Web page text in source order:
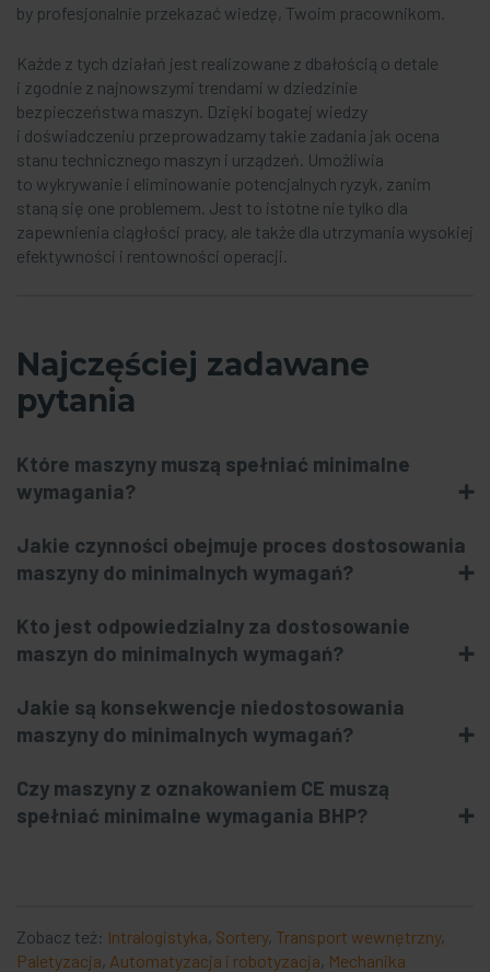
by profesjonalnie przekazać wiedzę, Twoim pracownikom.
Każde z tych działań jest realizowane z dbałością o detale
i zgodnie z najnowszymi trendami w dziedzinie
bezpieczeństwa maszyn. Dzięki bogatej wiedzy
i doświadczeniu przeprowadzamy takie zadania jak ocena
stanu technicznego maszyn i urządzeń. Umożliwia
to wykrywanie i eliminowanie potencjalnych ryzyk, zanim
staną się one problemem. Jest to istotne nie tylko dla
zapewnienia ciągłości pracy, ale także dla utrzymania wysokiej
efektywności i rentowności operacji.
Najczęściej zadawane
pytania
Które maszyny muszą spełniać minimalne
wymagania?
Jakie czynności obejmuje proces dostosowania
maszyny do minimalnych wymagań?
Kto jest odpowiedzialny za dostosowanie
maszyn do minimalnych wymagań?
Jakie są konsekwencje niedostosowania
maszyny do minimalnych wymagań?
Czy maszyny z oznakowaniem CE muszą
spełniać minimalne wymagania BHP?
Zobacz też: Intralogistyka, Sortery, Transport wewnętrzny,
Paletyzacja, Automatyzacja i robotyzacja, Mechanika